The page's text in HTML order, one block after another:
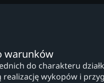
warunków
do charakteru
realizację wykopów i